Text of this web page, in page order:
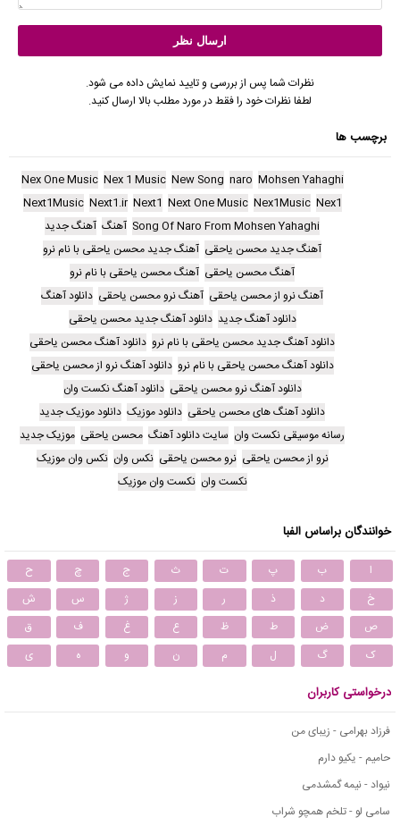
نظرات شما پس از بررسی و تایید نمایش داده می شود.
لطفا نظرات خود را فقط در مورد مطلب بالا ارسال کنید.
برچسب ها
Mohsen Yahaghi
naro
New Song
Nex 1 Music
Nex One Music
Nex1
Nex1Music
Next One Music
Next1
Next1.ir
Next1Music
Song Of Naro From Mohsen Yahaghi آهنگ آهنگ جدید
آهنگ جدید محسن یاحقی آهنگ جدید محسن یاحقی با نام نرو
آهنگ محسن یاحقی آهنگ محسن یاحقی با نام نرو
آهنگ نرو از محسن یاحقی آهنگ نرو محسن یاحقی دانلود آهنگ
دانلود آهنگ جدید دانلود آهنگ جدید محسن یاحقی
دانلود آهنگ جدید محسن یاحقی با نام نرو دانلود آهنگ محسن یاحقی
دانلود آهنگ محسن یاحقی با نام نرو دانلود آهنگ نرو از محسن یاحقی
دانلود آهنگ نرو محسن یاحقی دانلود آهنگ نکست وان
دانلود آهنگ های محسن یاحقی دانلود موزیک دانلود موزیک جدید
رسانه موسیقی نکست وان سایت دانلود آهنگ محسن یاحقی موزیک جدید
نرو از محسن یاحقی نرو محسن یاحقی نکس وان نکس وان موزیک
نکست وان نکست وان موزیک
خوانندگان براساس الفبا
ا ب پ ت ث ج چ
ح
خ
د ذ ر ز ژ س
ش
ص
ض ط ظ ع غ ف
ق
ک
گ ل م ن و ه ی
درخواستی کاربران
فرزاد بهرامی - زیبای من
حامیم - یکیو دارم
نیواد - نیمه گمشدمی
سامی لو - تلخم همچو شراب